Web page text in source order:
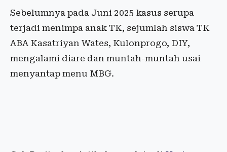
Sebelumnya pada Juni 2025 kasus serupa
terjadi menimpa anak TK, sejumlah siswa TK
ABA Kasatriyan Wates, Kulonprogo, DIY,
mengalami diare dan muntah-muntah usai
menyantap menu MBG.